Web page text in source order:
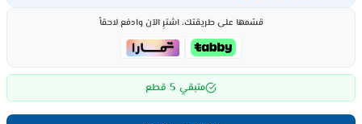
قسّمها على طريقتك، اشترِ الآن وادفع لاحقاً
متبقي 5 قطع